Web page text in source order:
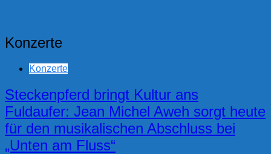
Konzerte
Konzerte
Steckenpferd bringt Kultur ans
Fuldaufer: Jean Michel Aweh sorgt heute
für den musikalischen Abschluss bei
„Unten am Fluss“